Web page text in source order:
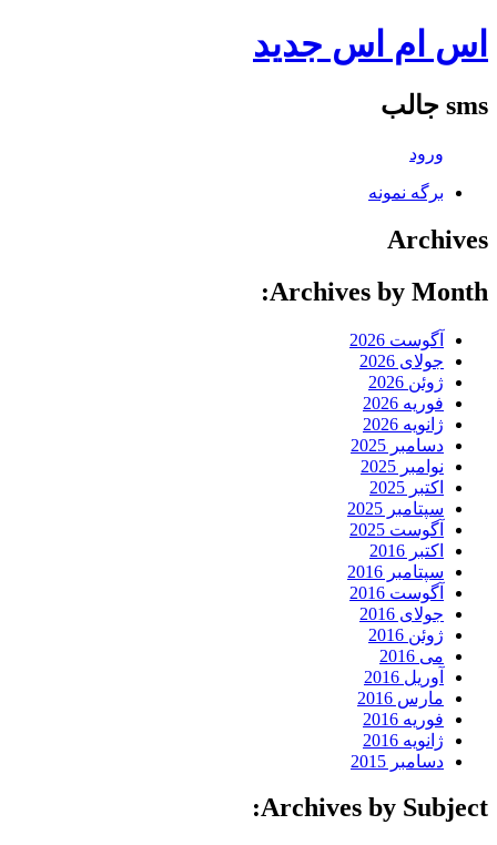
اس ام اس جدید
sms جالب
ورود
برگه نمونه
Archives
Archives by Month:
آگوست 2026
جولای 2026
ژوئن 2026
فوریه 2026
ژانویه 2026
دسامبر 2025
نوامبر 2025
اکتبر 2025
سپتامبر 2025
آگوست 2025
اکتبر 2016
سپتامبر 2016
آگوست 2016
جولای 2016
ژوئن 2016
می 2016
آوریل 2016
مارس 2016
فوریه 2016
ژانویه 2016
دسامبر 2015
Archives by Subject: